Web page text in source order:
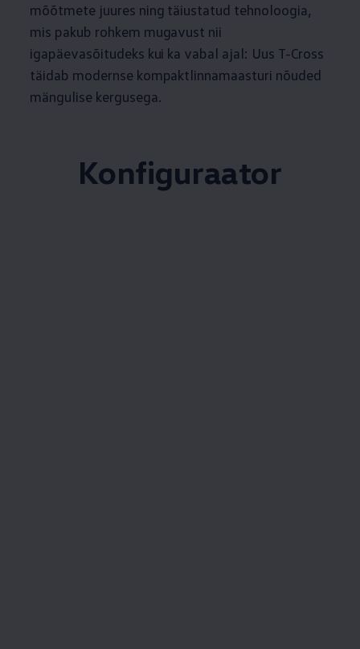
mõõtmete juures ning täiustatud tehnoloogia,
mis pakub rohkem mugavust nii
igapäevasõitudeks kui ka vabal ajal: Uus T-Cross
täidab modernse kompaktlinnamaasturi nõuded
mängulise kergusega.
Konfiguraator